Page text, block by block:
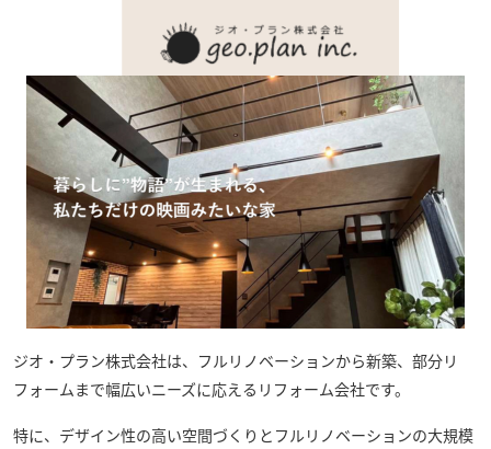
ジオ・プラン株式会社は、フルリノベーションから新築、部分リ
フォームまで幅広いニーズに応えるリフォーム会社です。
特に、デザイン性の高い空間づくりとフルリノベーションの大規模